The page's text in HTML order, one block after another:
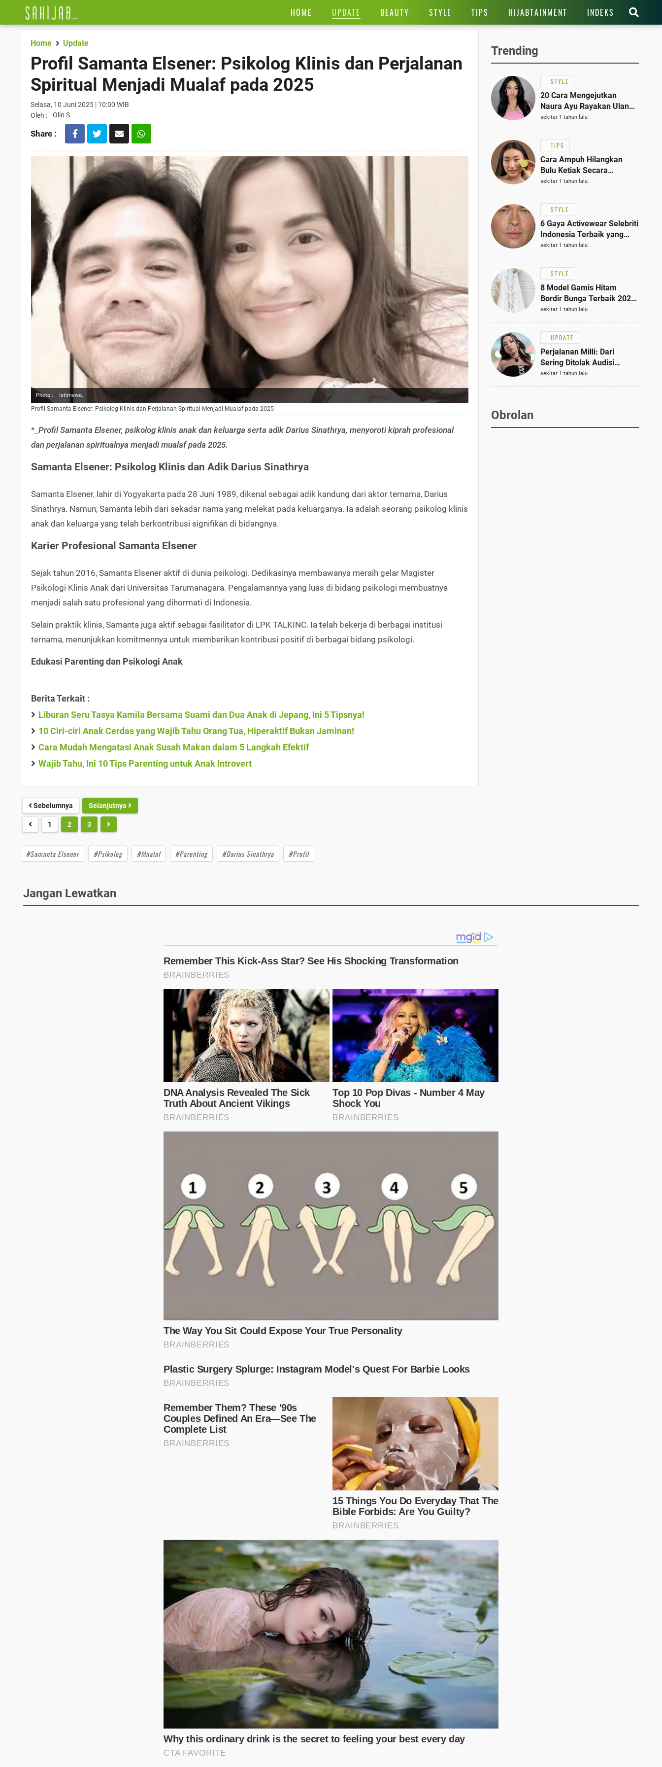
HOME UPDATE BEAUTY STYLE TIPS HIJABTAINMENT INDEKS
Home Update
Profil Samanta Elsener: Psikolog Klinis dan Perjalanan
Spiritual Menjadi Mualaf pada 2025
Selasa, 10 Juni 2025 | 10:00 WIB
Oleh :
Olin S
Share :
Photo : Istimewa,
Profil Samanta Elsener: Psikolog Klinis dan Perjalanan Spiritual Menjadi Mualaf pada 2025
*_ Profil Samanta Elsener, psikolog klinis anak dan keluarga serta adik Darius Sinathrya, menyoroti kiprah profesional
dan perjalanan spiritualnya menjadi mualaf pada 2025.
Samanta Elsener: Psikolog Klinis dan Adik Darius Sinathrya
Samanta Elsener, lahir di Yogyakarta pada 28 Juni 1989, dikenal sebagai adik kandung dari aktor ternama, Darius
Sinathrya. Namun, Samanta lebih dari sekadar nama yang melekat pada keluarganya. Ia adalah seorang psikolog klinis
anak dan keluarga yang telah berkontribusi signifikan di bidangnya.
Karier Profesional Samanta Elsener
Sejak tahun 2016, Samanta Elsener aktif di dunia psikologi. Dedikasinya membawanya meraih gelar Magister
Psikologi Klinis Anak dari Universitas Tarumanagara. Pengalamannya yang luas di bidang psikologi membuatnya
menjadi salah satu profesional yang dihormati di Indonesia.
Selain praktik klinis, Samanta juga aktif sebagai fasilitator di LPK TALKINC. Ia telah bekerja di berbagai institusi
ternama, menunjukkan komitmennya untuk memberikan kontribusi positif di berbagai bidang psikologi.
Edukasi Parenting dan Psikologi Anak
Berita Terkait :
Liburan Seru Tasya Kamila Bersama Suami dan Dua Anak di Jepang, Ini 5 Tipsnya!
10 Ciri-ciri Anak Cerdas yang Wajib Tahu Orang Tua, Hiperaktif Bukan Jaminan!
Cara Mudah Mengatasi Anak Susah Makan dalam 5 Langkah Efektif
Wajib Tahu, Ini 10 Tips Parenting untuk Anak Introvert
Sebelumnya Selanjutnya
1 2 3
#Samanta Elsener #Psikolog #Mualaf #Parenting #Darius Sinathrya #Profil
Trending
STYLE
20 Cara Mengejutkan
Naura Ayu Rayakan Ulang
Tahun di Panti Asuhan,
Terlihat Anggun dengan
Kaftan Cokelat
sekitar 1 tahun lalu
TIPS
Cara Ampuh Hilangkan
Bulu Ketiak Secara
Permanen dalam 5
Langkah Sederhana
sekitar 1 tahun lalu
STYLE
6 Gaya Activewear Selebriti
Indonesia Terbaik yang
Bisa Jadi Inspirasi
Fashionmu
sekitar 1 tahun lalu
STYLE
8 Model Gamis Hitam
Bordir Bunga Terbaik 2025,
Stylish untuk Hangout
hingga Acara Semi-Formal
sekitar 1 tahun lalu
UPDATE
Perjalanan Milli: Dari
Sering Ditolak Audisi
hingga Menjadi Rapper Top
10 Thailand
sekitar 1 tahun lalu
Obrolan
Jangan Lewatkan